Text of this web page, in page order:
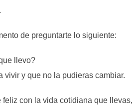
de preguntarte lo siguiente:
llevo?
vivir y que no la pudieras cambiar.
feliz con la vida cotidiana que llevas,